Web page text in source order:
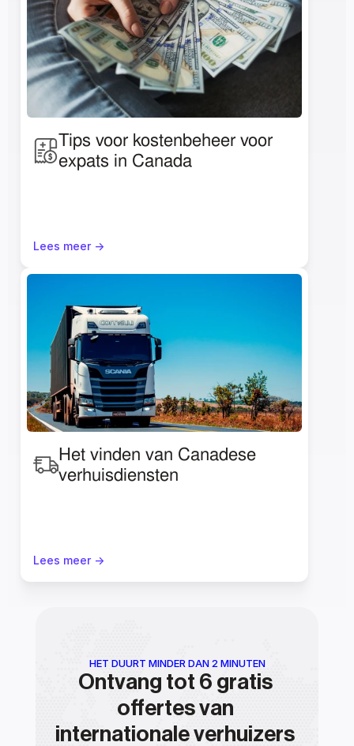
Tips voor kostenbeheer voor
expats in Canada
Lees meer ->
Het vinden van Canadese
verhuisdiensten
Lees meer ->
HET DUURT MINDER DAN 2 MINUTEN
Ontvang tot 6 gratis
offertes van
internationale verhuizers